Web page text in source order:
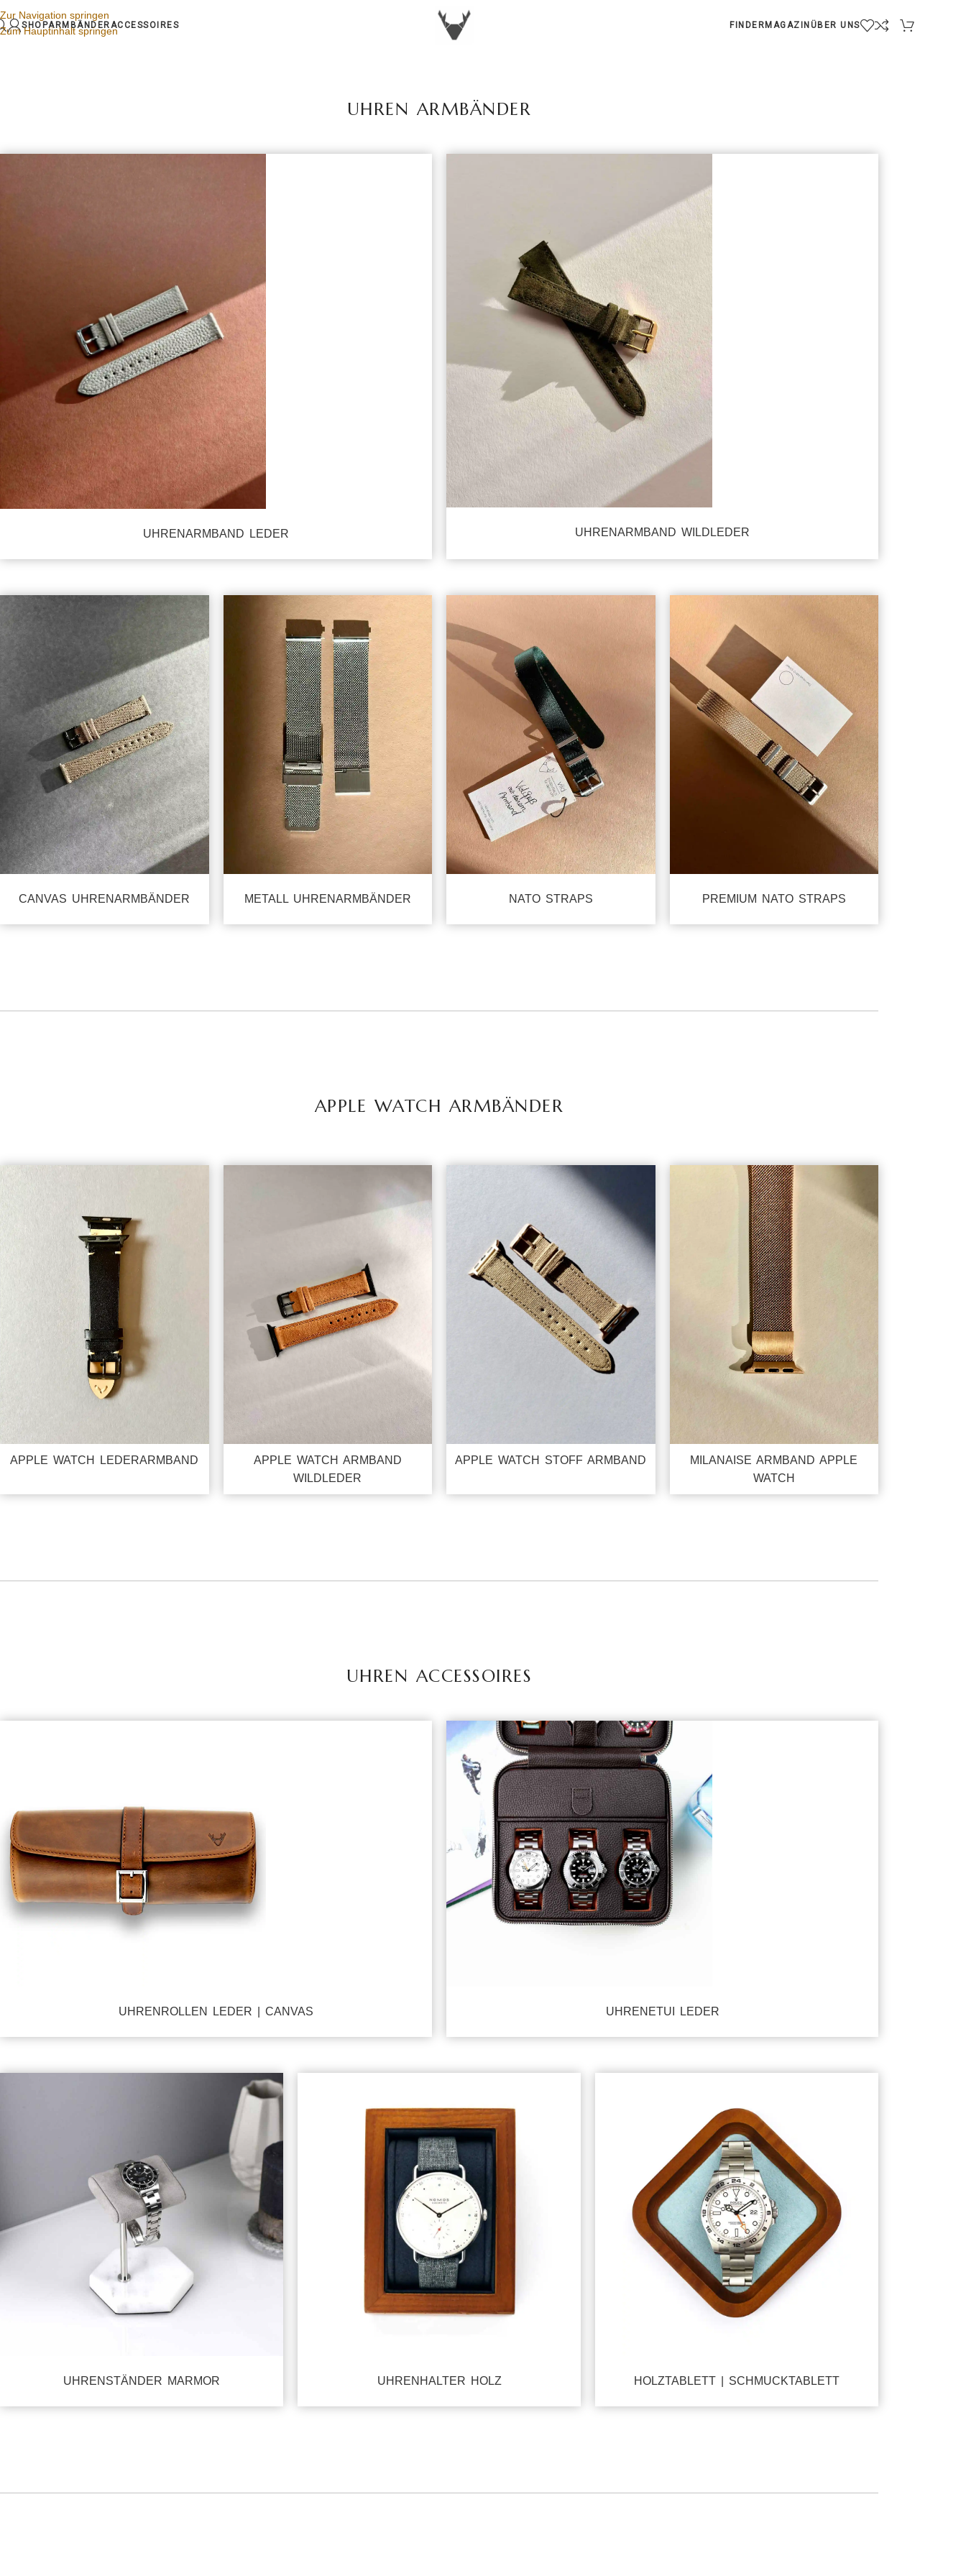
Zur Navigation springen
Zum Hauptinhalt springen
SHOPARMBÄNDERACCESSOIRES FINDER MAGAZIN ÜBER UNS
UHREN ARMBÄNDER
UHRENARMBAND LEDER UHRENARMBAND WILDLEDER
CANVAS UHRENARMBÄNDER METALL UHRENARMBÄNDER NATO STRAPS PREMIUM NATO STRAPS
APPLE WATCH ARMBÄNDER
APPLE WATCH LEDERARMBAND
APPLE WATCH ARMBAND
WILDLEDER
APPLE WATCH STOFF ARMBAND
MILANAISE ARMBAND APPLE
WATCH
UHREN ACCESSOIRES
UHRENROLLEN LEDER | CANVAS UHRENETUI LEDER
UHRENSTÄNDER MARMOR UHRENHALTER HOLZ HOLZTABLETT | SCHMUCKTABLETT